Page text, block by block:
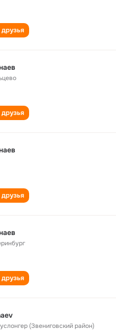
(Звениговский район)